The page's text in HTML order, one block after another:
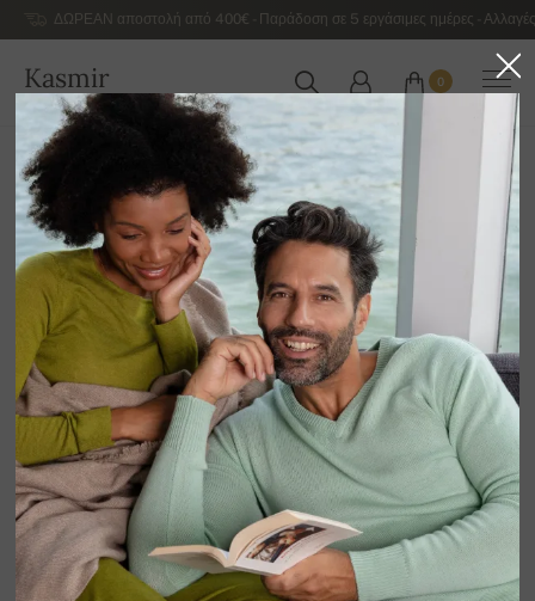
ΔΩΡΕΑΝ αποστολή από 400€ - Παράδοση σε 5 εργάσιμες ημέρες -
Kasmir
ΕΛΛΆΔΑ
0
Αρχική